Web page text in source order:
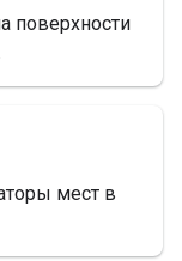
поверхности
мест в